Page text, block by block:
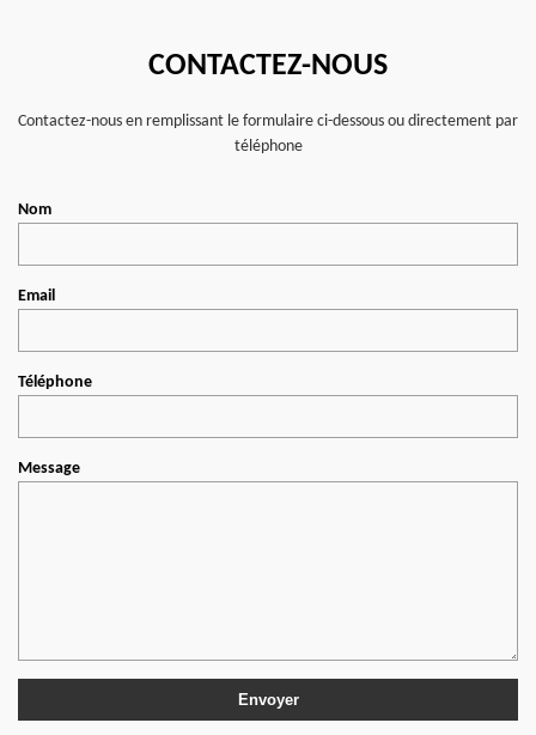
CONTACTEZ-NOUS
Contactez-nous en remplissant le formulaire ci-dessous ou directement par
téléphone
Nom
Email
Téléphone
Message